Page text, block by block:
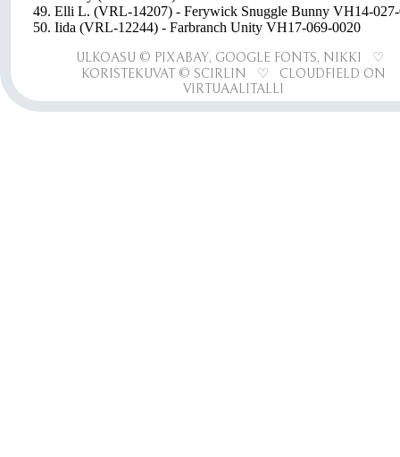
49. Elli L. (VRL-14207) - Ferywick Snuggle Bunny VH14-
50. Iida (VRL-12244) - Farbranch Unity VH17-069-0020
ULKOASU © PIXABAY, GOOGLE FONTS, NIKKI ♡
KORISTEKUVAT © SCIRLIN ♡ CLOUDFIELD ON
VIRTUAALITALLI